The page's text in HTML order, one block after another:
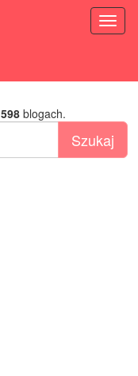
598blogach.